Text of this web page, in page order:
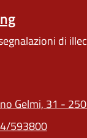
di
31 - 25050 -
593800